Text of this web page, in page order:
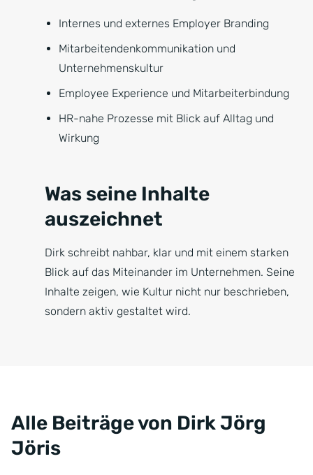
Internes und externes Employer Branding
Mitarbeitendenkommunikation und
Unternehmenskultur
Employee Experience und Mitarbeiterbindung
HR-nahe Prozesse mit Blick auf Alltag und
Wirkung
Was seine Inhalte
auszeichnet
Dirk schreibt nahbar, klar und mit einem starken
Blick auf das Miteinander im Unternehmen. Seine
Inhalte zeigen, wie Kultur nicht nur beschrieben,
sondern aktiv gestaltet wird.
Alle Beiträge von Dirk Jörg
Jöris